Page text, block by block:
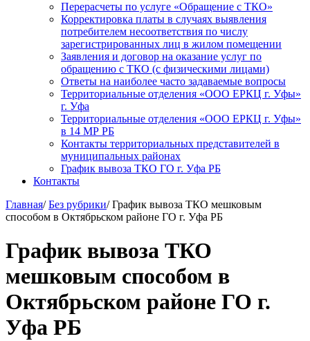
Перерасчеты по услуге «Обращение с ТКО»
Корректировка платы в случаях выявления
потребителем несоответствия по числу
зарегистрированных лиц в жилом помещении
Заявления и договор на оказание услуг по
обращению с ТКО (с физическими лицами)
Ответы на наиболее часто задаваемые вопросы
Территориальные отделения «ООО ЕРКЦ г. Уфы»
г. Уфа
Территориальные отделения «ООО ЕРКЦ г. Уфы»
в 14 МР РБ
Контакты территориальных представителей в
муниципальных районах
График вывоза ТКО ГО г. Уфа РБ
Контакты
Главная/ Без рубрики/ График вывоза ТКО мешковым
способом в Октябрьском районе ГО г. Уфа РБ
График вывоза ТКО
мешковым способом в
Октябрьском районе ГО г.
Уфа РБ